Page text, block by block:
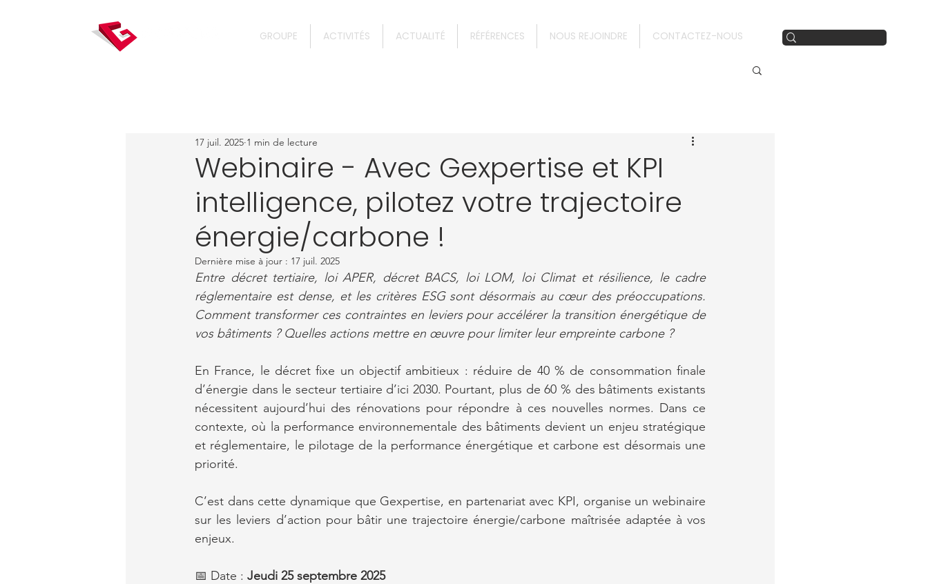
GROUPE ACTIVITÉS ACTUALITÉ RÉFÉRENCES NOUS REJOINDRE CONTACTEZ-NOUS
Webinaire - Avec Gexpertise et KPI
intelligence, pilotez votre trajectoire
énergie/carbone !
17 juil. 2025 1 min de lecture
Dernière mise à jour : 17 juil. 2025
Entre décret tertiaire, loi APER, décret BACS, loi LOM, loi Climat et résilience, le cadre
réglementaire est dense, et les critères ESG sont désormais au cœur des préoccupations.
Comment transformer ces contraintes en leviers pour accélérer la transition énergétique de
vos bâtiments ? Quelles actions mettre en œuvre pour limiter leur empreinte carbone ?
En France, le décret fixe un objectif ambitieux : réduire de 40 % de consommation finale
d’énergie dans le secteur tertiaire d’ici 2030. Pourtant, plus de 60 % des bâtiments existants
nécessitent aujourd’hui des rénovations pour répondre à ces nouvelles normes. Dans ce
contexte, où la performance environnementale des bâtiments devient un enjeu stratégique
et réglementaire, le pilotage de la performance énergétique et carbone est désormais une
priorité.
C’est dans cette dynamique que Gexpertise, en partenariat avec KPI, organise un webinaire
sur les leviers d’action pour bâtir une trajectoire énergie/carbone maîtrisée adaptée à vos
enjeux.
📅 Date : Jeudi 25 septembre 2025